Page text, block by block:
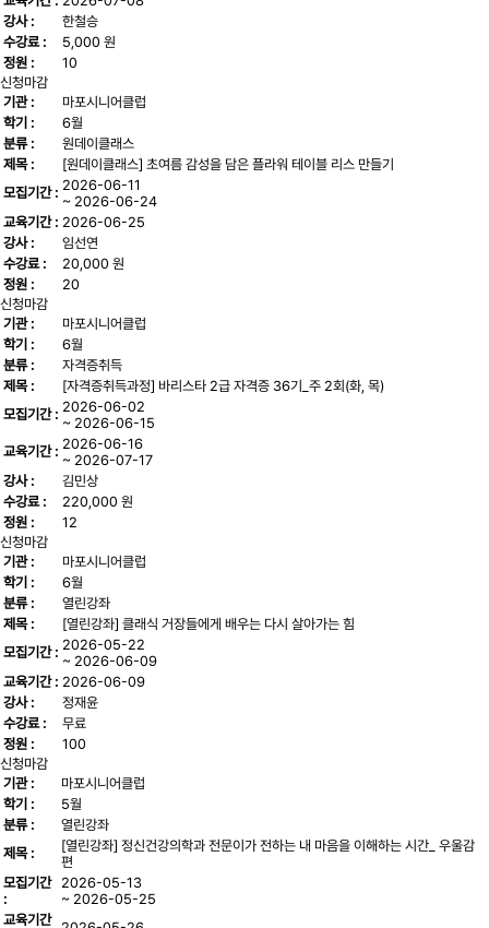
강사 :
한철승
수강료 :
5,000 원
정원 :
10
신청마감
기관 :
마포시니어클럽
학기 :
6월
분류 :
원데이클래스
제목 :
[원데이클래스] 초여름 감성을 담은 플라워 테이블 리스 만들기
모집기간 : 2026-06-11
~ 2026-06-24
교육기간 : 2026-06-25
강사 :
임선연
수강료 :
20,000 원
정원 :
20
신청마감
기관 :
마포시니어클럽
학기 :
6월
분류 :
자격증취득
제목 :
[자격증취득과정] 바리스타 2급 자격증 36기_주 2회(화, 목)
모집기간 : 2026-06-02
~ 2026-06-15
교육기간 : 2026-06-16
~ 2026-07-17
강사 :
김민상
수강료 :
220,000 원
정원 :
12
신청마감
기관 :
마포시니어클럽
학기 :
6월
분류 :
열린강좌
제목 :
[열린강좌] 클래식 거장들에게 배우는 다시 살아가는 힘
모집기간 : 2026-05-22
~ 2026-06-09
교육기간 : 2026-06-09
강사 :
정재윤
수강료 :
무료
정원 :
100
신청마감
기관 :
마포시니어클럽
학기 :
5월
분류 :
열린강좌
제목 :
[열린강좌] 정신건강의학과 전문이가 전하는 내 마음을 이해하는 시간_ 우울감
편
모집기간
:
2026-05-13
~ 2026-05-25
교육기간